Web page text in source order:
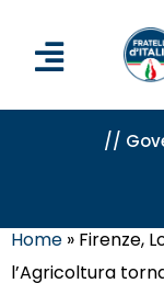
//
Home » Firenze,
l’Agricoltura